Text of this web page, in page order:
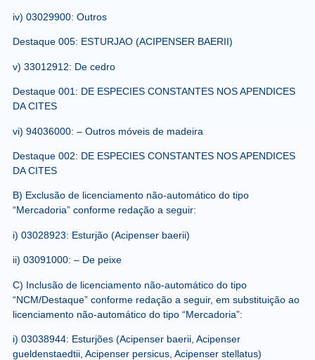
iv) 03029900: Outros
Destaque 005: ESTURJAO (ACIPENSER BAERII)
v) 33012912: De cedro
Destaque 001: DE ESPECIES CONSTANTES NOS APENDICES
DA CITES
vi) 94036000: – Outros móveis de madeira
Destaque 002: DE ESPECIES CONSTANTES NOS APENDICES
DA CITES
B) Exclusão de licenciamento não-automático do tipo
“Mercadoria” conforme redação a seguir:
i) 03028923: Esturjão (Acipenser baerii)
ii) 03091000: – De peixe
C) Inclusão de licenciamento não-automático do tipo
“NCM/Destaque” conforme redação a seguir, em substituição ao
licenciamento não-automático do tipo “Mercadoria”:
i) 03038944: Esturjões (Acipenser baerii, Acipenser
gueldenstaedtii, Acipenser persicus, Acipenser stellatus)